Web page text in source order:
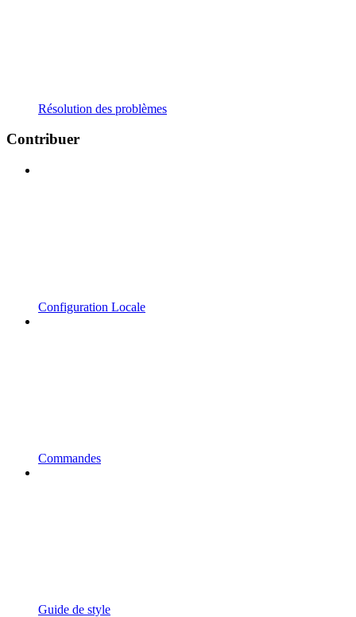
Résolution des problèmes
Contribuer
Configuration Locale
Commandes
Guide de style